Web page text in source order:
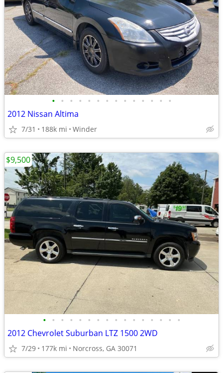
• • • • • • • • • • • • • •
2012 Nissan Altima
7/31 188k mi Winder
• • • • • • • • • • • • • • • •
2012 Chevrolet Suburban LTZ 1500 2WD
7/29 177k mi Norcross, GA 30071
$9,500